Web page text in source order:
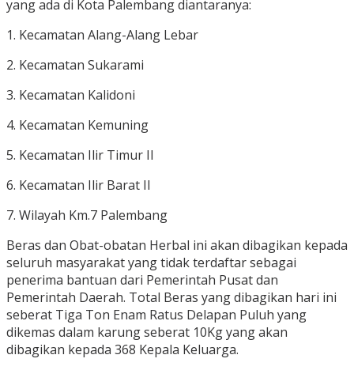
yang ada di Kota Palembang diantaranya:
1. Kecamatan Alang-Alang Lebar
2. Kecamatan Sukarami
3. Kecamatan Kalidoni
4. Kecamatan Kemuning
5. Kecamatan Ilir Timur II
6. Kecamatan Ilir Barat II
7. Wilayah Km.7 Palembang
Beras dan Obat-obatan Herbal ini akan dibagikan kepada
seluruh masyarakat yang tidak terdaftar sebagai
penerima bantuan dari Pemerintah Pusat dan
Pemerintah Daerah. Total Beras yang dibagikan hari ini
seberat Tiga Ton Enam Ratus Delapan Puluh yang
dikemas dalam karung seberat 10Kg yang akan
dibagikan kepada 368 Kepala Keluarga.